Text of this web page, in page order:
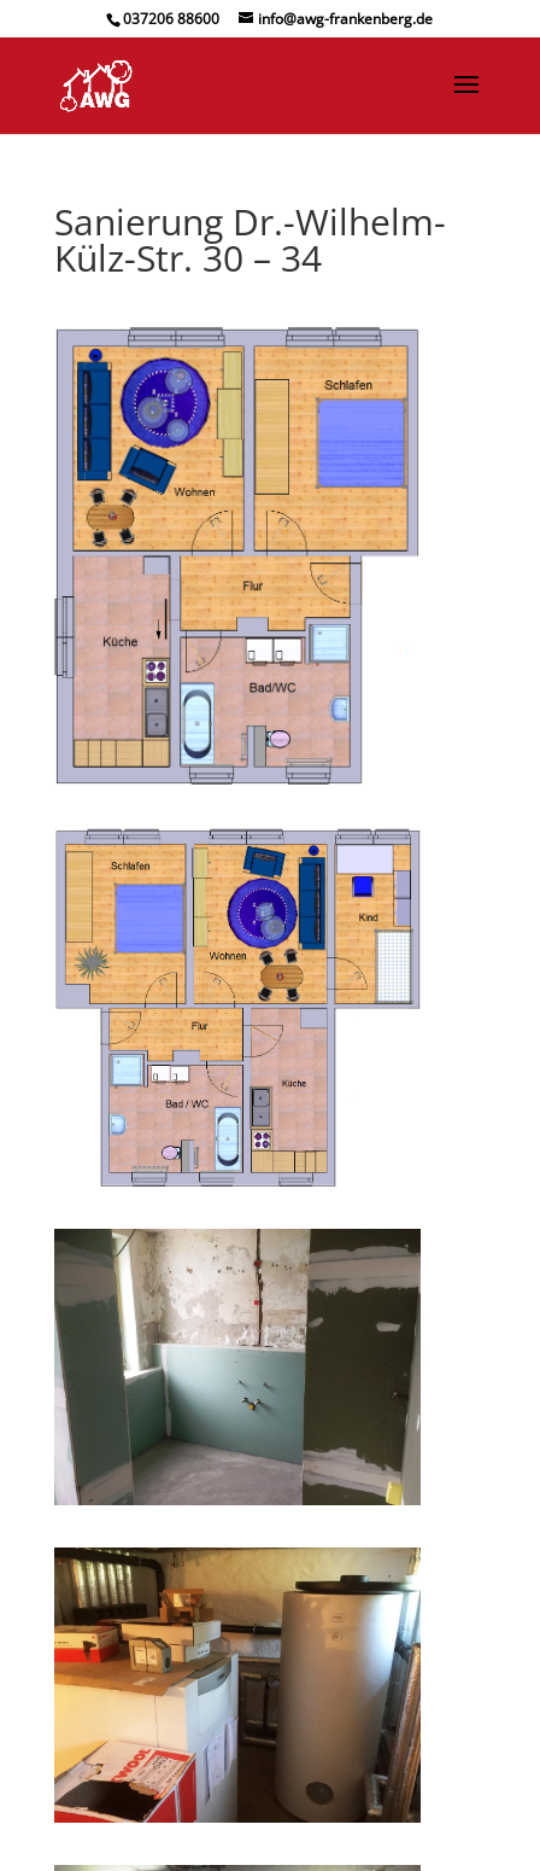
037206 88600 info@awg-frankenberg.de
Sanierung Dr.-Wilhelm-
Külz-Str. 30 – 34